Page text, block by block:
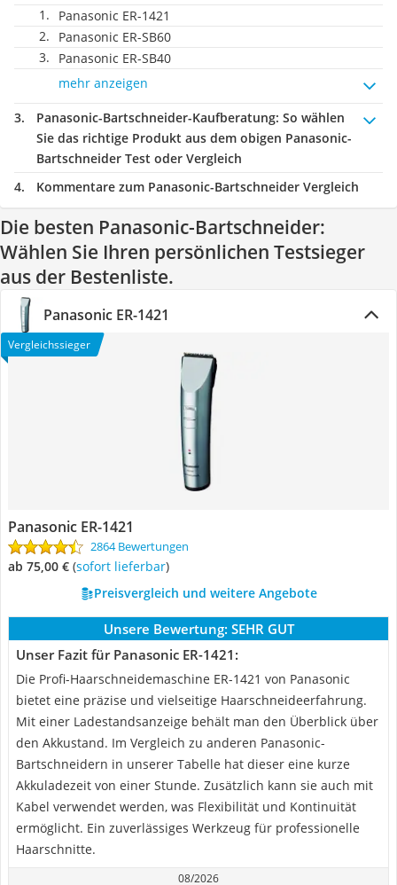
Panasonic ER-1421
Panasonic ER-SB60
Panasonic ER-SB40
mehr anzeigen
Panasonic-Bartschneider-Kaufberatung: So wählen
Sie das richtige Produkt aus dem obigen Panasonic-
Bartschneider Test oder Vergleich
Kommentare zum Panasonic-Bartschneider Vergleich
Die besten Panasonic-Bartschneider:
Wählen Sie Ihren persönlichen Testsieger
aus der Bestenliste.
Panasonic ER-1421
Vergleichssieger
Panasonic ER-1421
2864 Bewertungen
ab 75,00 € ( Sofort lieferbar)
Preisvergleich und weitere Angebote
Unsere Bewertung: SEHR GUT
Unser Fazit für Panasonic ER-1421:
Die Profi-Haarschneidemaschine ER-1421 von Panasonic
bietet eine präzise und vielseitige Haarschneideerfahrung.
Mit einer Ladestandsanzeige behält man den Überblick über
den Akkustand. Im Vergleich zu anderen Panasonic-
Bartschneidern in unserer Tabelle hat dieser eine kurze
Akkuladezeit von einer Stunde. Zusätzlich kann sie auch mit
Kabel verwendet werden, was Flexibilität und Kontinuität
ermöglicht. Ein zuverlässiges Werkzeug für professionelle
Haarschnitte.
08/2026